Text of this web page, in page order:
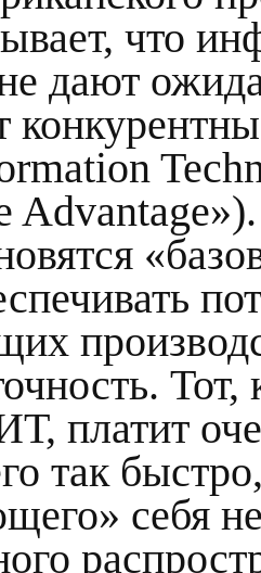
что
дают
платит
так
себя